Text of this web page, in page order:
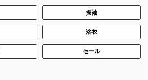
振袖
浴衣
セール